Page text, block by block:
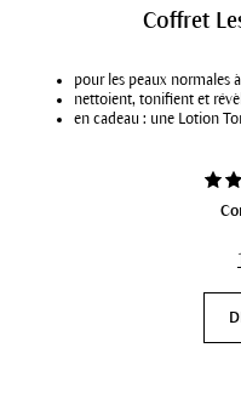
Coffret
pour les peaux normales
nettoient, tonifient et
en cadeau : une Lotion